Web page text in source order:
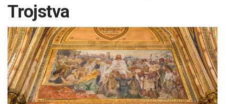
Trojstva